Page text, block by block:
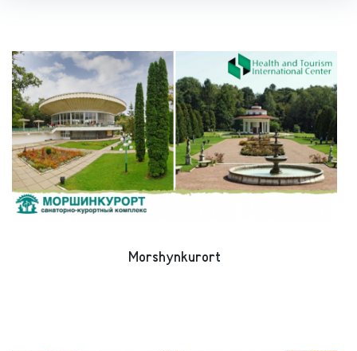
გამაჯანსაღებელი
სპა
ცენტრები
Morshynkurort